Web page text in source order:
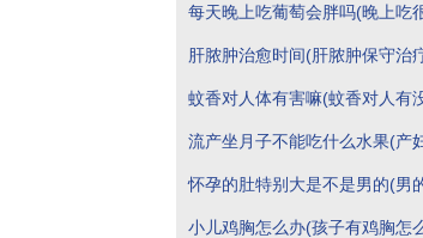
每天晚上吃葡萄会胖吗(晚上吃
肝脓肿治愈时间(肝脓肿保守治
蚊香对人体有害嘛(蚊香对人有
流产坐月子不能吃什么水果(产
怀孕的肚特别大是不是男的(男
小儿鸡胸怎么办(孩子有鸡胸怎